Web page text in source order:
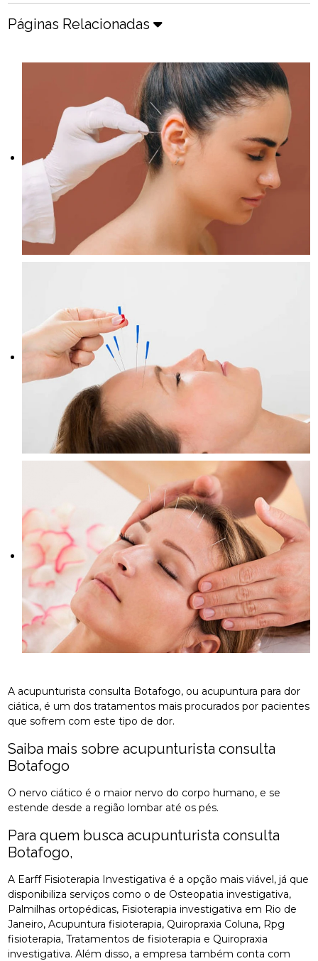
A acupunturista consulta Botafogo, ou acupuntura para dor
ciática, é um dos tratamentos mais procurados por pacientes
que sofrem com este tipo de dor.
Saiba mais sobre acupunturista consulta
Botafogo
O nervo ciático é o maior nervo do corpo humano, e se
estende desde a região lombar até os pés.
Para quem busca acupunturista consulta
Botafogo,
A Earff Fisioterapia Investigativa é a opção mais viável, já que
disponibiliza serviços como o de Osteopatia investigativa,
Palmilhas ortopédicas, Fisioterapia investigativa em Rio de
Janeiro, Acupuntura fisioterapia, Quiropraxia Coluna, Rpg
fisioterapia, Tratamentos de fisioterapia e Quiropraxia
investigativa. Além disso, a empresa também conta com
Páginas Relacionadas